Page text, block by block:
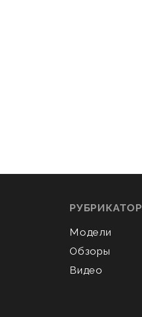
РУБРИКАТОР
Модели
Обзоры
Видео